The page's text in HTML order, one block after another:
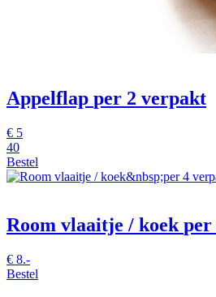
Appelflap per 2 verpakt
€ 5
40
Bestel
Room vlaaitje / koek per
€ 8.-
Bestel